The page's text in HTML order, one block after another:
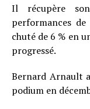
Il récupère
performances
chuté de 6 % en
progressé.
Bernard Arnault
podium en